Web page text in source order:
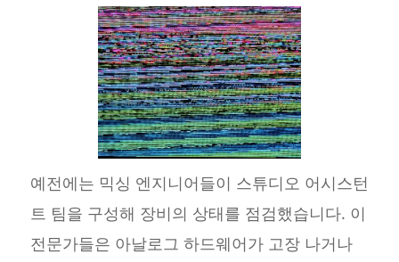
예전에는 믹싱 엔지니어들이 스튜디오 어시스턴
트 팀을 구성해 장비의 상태를 점검했습니다. 이
전문가들은 아날로그 하드웨어가 고장 나거나